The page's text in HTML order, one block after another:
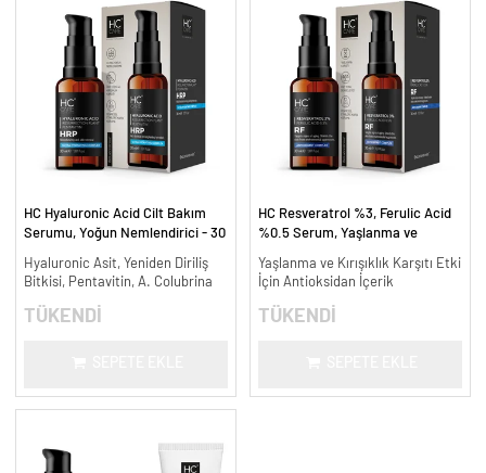
HC Hyaluronic Acid Cilt Bakım
Serumu, Yoğun Nemlendirici - 30
Hyaluronic Asit, Yeniden Diriliş
Bitkisi, Pentavitin, A. Colubrina
TÜKENDİ
HC Resveratrol %3, Ferulic Acid
%0.5 Serum, Yaşlanma ve
Yaşlanma ve Kırışıklık Karşıtı Etki
İçin Antioksidan İçerik
TÜKENDİ